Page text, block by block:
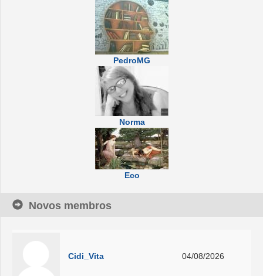
PedroMG
Norma
Eco
Novos membros
Cidi_Vita 04/08/2026